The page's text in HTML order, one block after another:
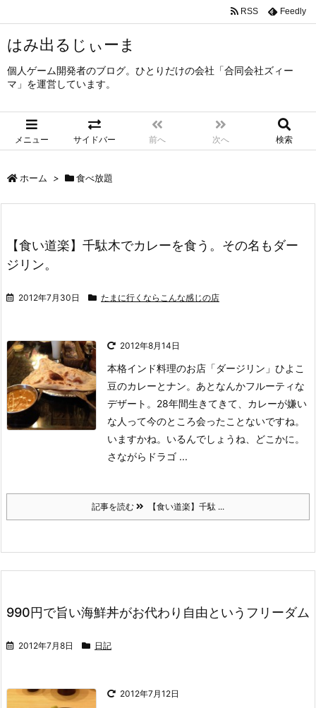
はみ出るじぃーま
個人ゲーム開発者のブログ。ひとりだけの会社「合同会社ズィー
マ」を運営しています。
メニュー サイドバー 前へ 次へ 検索
RSS Feedly
ホーム > 食べ放題
【食い道楽】千駄木でカレーを食う。その名もダー
ジリン。
2012年7月30日 たまに行くならこんな感じの店
2012年8月14日
本格インド料理のお店「ダージリン」ひよこ
豆のカレーとナン。あとなんかフルーティな
デザート。 28年間生きてきて、カレーが嫌い
な人って今のところ会ったことないですね。
いますかね。いるんでしょうね、どこかに。
さながらドラゴ ...
記事を読む 【食い道楽】千駄 ...
990円で旨い海鮮丼がお代わり自由というフリーダム
2012年7月8日 日記
2012年7月12日